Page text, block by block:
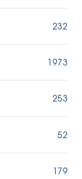
232
1973
253
52
179